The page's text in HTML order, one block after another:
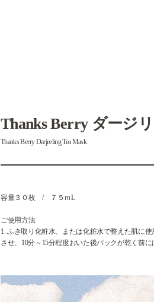
Thanks Berry ダージ
Thanks Berry Darjeeling Tea Mask
容量３０枚 / ７５ｍL
ご使用方法
1. ふき取り化粧水、または化粧水で整えた肌に
させ、10分～15分程度おいた後パックが乾く前に